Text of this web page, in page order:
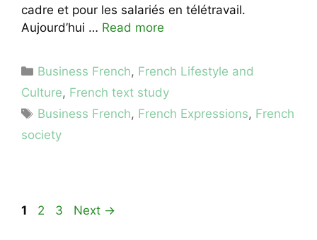
cadre et pour les salariés en télétravail.
Aujourd’hui … Read more
Categories
Business French, French Lifestyle and
Culture, French text study
Tags
Business French, French Expressions, French
society
Page
1 Page
2 Page
3 Next →